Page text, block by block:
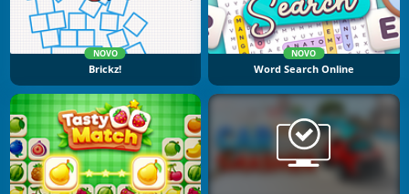
NOVO
Brickz!
NOVO
Word Search Online